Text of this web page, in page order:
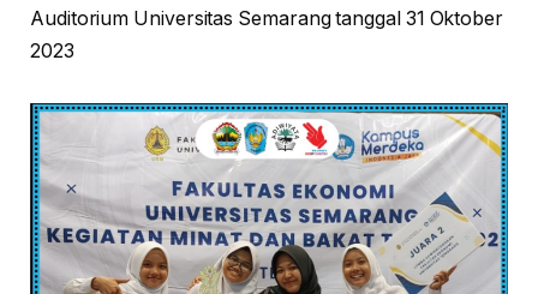
Auditorium Universitas Semarang tanggal 31 Oktober
2023